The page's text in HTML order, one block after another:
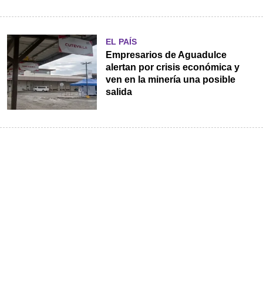
EL PAÍS
Empresarios de Aguadulce
alertan por crisis económica y
ven en la minería una posible
salida